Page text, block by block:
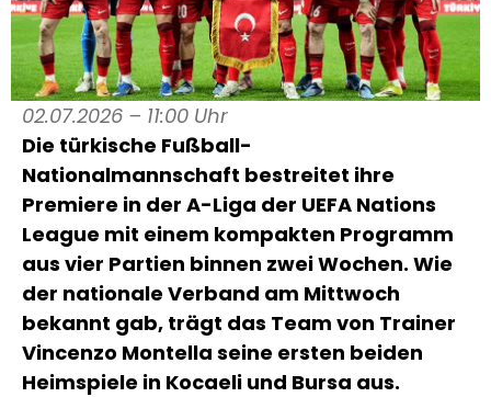
02.07.2026 – 11:00 Uhr
Die türkische Fußball-
Nationalmannschaft bestreitet ihre
Premiere in der A-Liga der UEFA Nations
League mit einem kompakten Programm
aus vier Partien binnen zwei Wochen. Wie
der nationale Verband am Mittwoch
bekannt gab, trägt das Team von Trainer
Vincenzo Montella seine ersten beiden
Heimspiele in Kocaeli und Bursa aus.